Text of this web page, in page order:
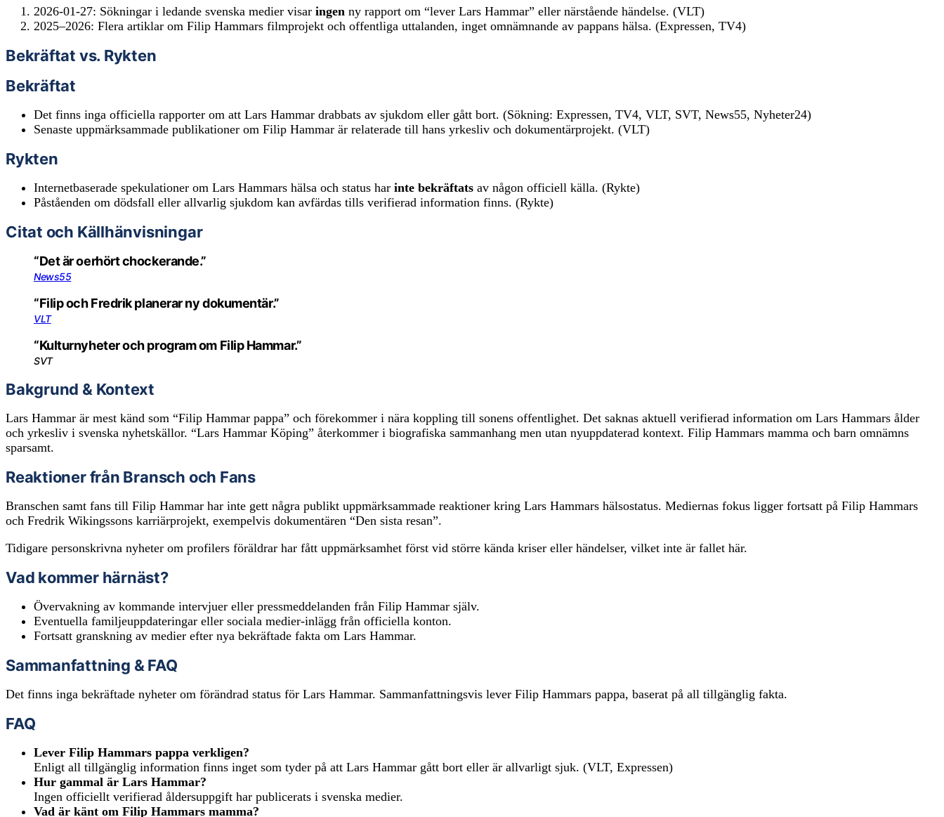
2026-01-27: Sökningar i ledande svenska medier visar ingen ny rapport om “lever Lars Hammar” eller närstående händelse. (VLT)
2025–2026: Flera artiklar om Filip Hammars filmprojekt och offentliga uttalanden, inget omnämnande av pappans hälsa. (Expressen, TV4)
Bekräftat vs. Rykten
Bekräftat
Det finns inga officiella rapporter om att Lars Hammar drabbats av sjukdom eller gått bort. (Sökning: Expressen, TV4, VLT, SVT, News55, Nyheter24)
Senaste uppmärksammade publikationer om Filip Hammar är relaterade till hans yrkesliv och dokumentärprojekt. (VLT)
Rykten
Internetbaserade spekulationer om Lars Hammars hälsa och status har inte bekräftats av någon officiell källa. (Rykte)
Påståenden om dödsfall eller allvarlig sjukdom kan avfärdas tills verifierad information finns. (Rykte)
Citat och Källhänvisningar
“Det är oerhört chockerande.”
News55
“Filip och Fredrik planerar ny dokumentär.”
VLT
“Kulturnyheter och program om Filip Hammar.”
SVT
Bakgrund & Kontext
Lars Hammar är mest känd som “Filip Hammar pappa” och förekommer i nära koppling till sonens offentlighet. Det saknas aktuell verifierad information om Lars Hammars ålder
och yrkesliv i svenska nyhetskällor. “Lars Hammar Köping” återkommer i biografiska sammanhang men utan nyuppdaterad kontext. Filip Hammars mamma och barn omnämns
sparsamt.
Reaktioner från Bransch och Fans
Branschen samt fans till Filip Hammar har inte gett några publikt uppmärksammade reaktioner kring Lars Hammars hälsostatus. Mediernas fokus ligger fortsatt på Filip Hammars
och Fredrik Wikingssons karriärprojekt, exempelvis dokumentären “Den sista resan”.
Tidigare personskrivna nyheter om profilers föräldrar har fått uppmärksamhet först vid större kända kriser eller händelser, vilket inte är fallet här.
Vad kommer härnäst?
Övervakning av kommande intervjuer eller pressmeddelanden från Filip Hammar själv.
Eventuella familjeuppdateringar eller sociala medier-inlägg från officiella konton.
Fortsatt granskning av medier efter nya bekräftade fakta om Lars Hammar.
Sammanfattning & FAQ
Det finns inga bekräftade nyheter om förändrad status för Lars Hammar. Sammanfattningsvis lever Filip Hammars pappa, baserat på all tillgänglig fakta.
FAQ
Lever Filip Hammars pappa verkligen?
Enligt all tillgänglig information finns inget som tyder på att Lars Hammar gått bort eller är allvarligt sjuk. (VLT, Expressen)
Hur gammal är Lars Hammar?
Ingen officiellt verifierad åldersuppgift har publicerats i svenska medier.
Vad är känt om Filip Hammars mamma?